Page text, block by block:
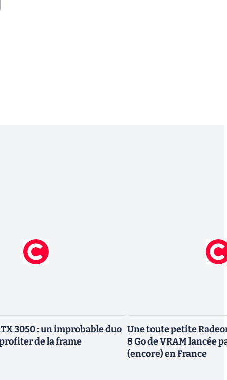
3050 : un improbable duo
de la frame
Une toute petite
8 Go de VRAM lancée
(encore) en France